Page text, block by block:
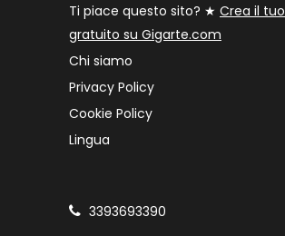
Ti piace questo sito? ★ Crea il tuo
gratuito su Gigarte.com
Chi siamo
Privacy Policy
Cookie Policy
Lingua
3393693390